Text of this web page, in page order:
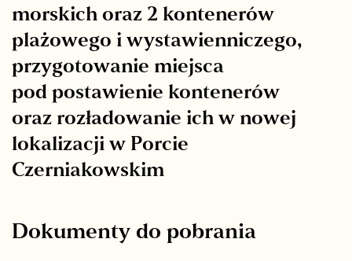
morskich oraz 2 kontenerów
plażowego i wystawienniczego,
przygotowanie miejsca
pod postawienie kontenerów
oraz rozładowanie ich w nowej
lokalizacji w Porcie
Czerniakowskim
Dokumenty do pobrania